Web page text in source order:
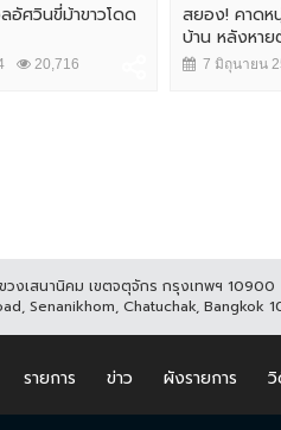
อัศวินขี่ม้าขาวโดด
20,716
สยอง! คาดห
บ้าน หลังหาย
7 มิถุนายน
งเสนานิคม เขตจตุจักร กรุงเทพฯ 10900
Senanikhom, Chatuchak, Bangkok
รายการ ข่าว ผังรายการ